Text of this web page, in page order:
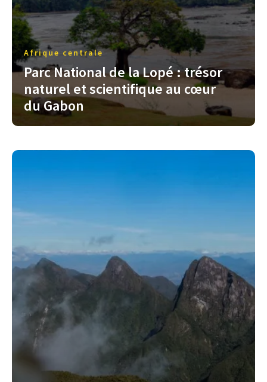
Afrique centrale
Parc National de la Lopé : trésor
naturel et scientifique au cœur
du Gabon